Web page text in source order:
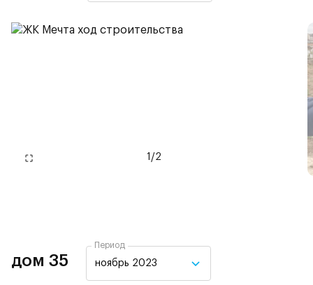
1 /2
дом 35
Период
ноябрь 2023